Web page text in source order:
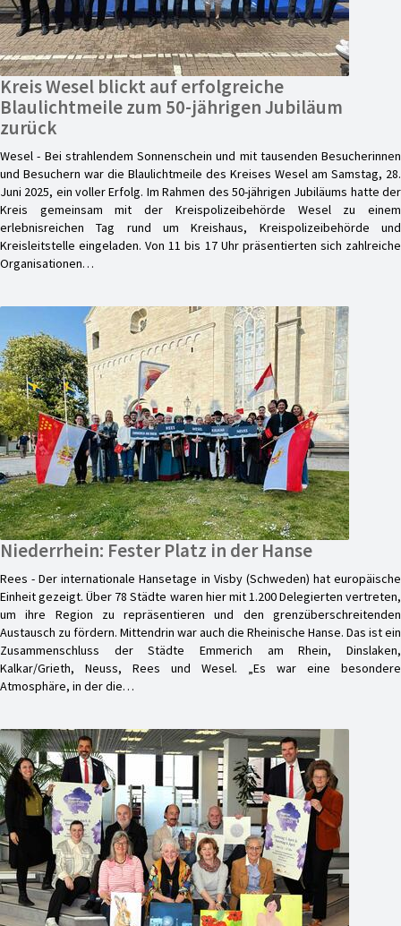
Kreis Wesel blickt auf erfolgreiche
Blaulichtmeile zum 50-jährigen Jubiläum
zurück
Wesel - Bei strahlendem Sonnenschein und mit tausenden Besucherinnen
und Besuchern war die Blaulichtmeile des Kreises Wesel am Samstag, 28.
Juni 2025, ein voller Erfolg. Im Rahmen des 50-jährigen Jubiläums hatte der
Kreis gemeinsam mit der Kreispolizeibehörde Wesel zu einem
erlebnisreichen Tag rund um Kreishaus, Kreispolizeibehörde und
Kreisleitstelle eingeladen. Von 11 bis 17 Uhr präsentierten sich zahlreiche
Organisationen…
Niederrhein: Fester Platz in der Hanse
Rees - Der internationale Hansetage in Visby (Schweden) hat europäische
Einheit gezeigt. Über 78 Städte waren hier mit 1.200 Delegierten vertreten,
um ihre Region zu repräsentieren und den grenzüberschreitenden
Austausch zu fördern. Mittendrin war auch die Rheinische Hanse. Das ist ein
Zusammenschluss der Städte Emmerich am Rhein, Dinslaken,
Kalkar/Grieth, Neuss, Rees und Wesel. „Es war eine besondere
Atmosphäre, in der die…